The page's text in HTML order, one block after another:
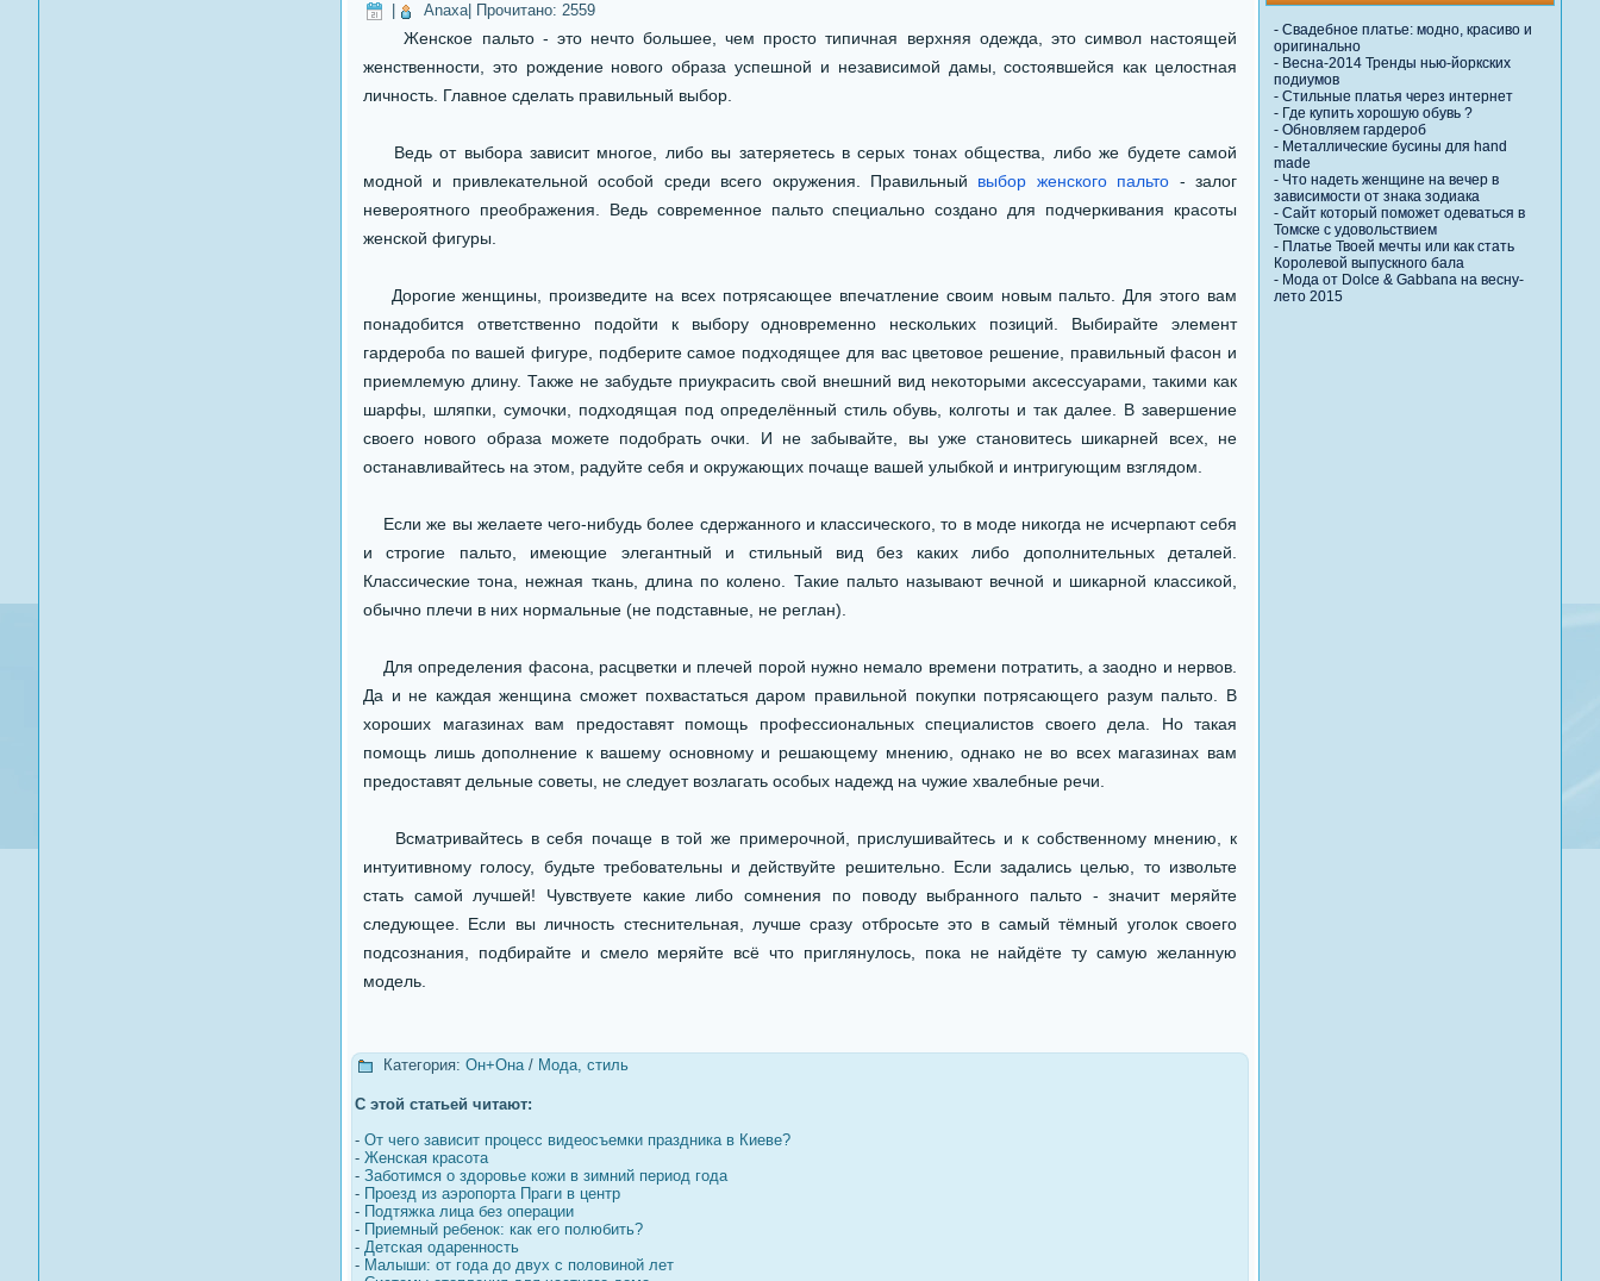
Anaxa| Прочитано: 2559
Женское пальто - это нечто большее, чем просто типичная верхняя одежда, это символ настоящей
женственности, это рождение нового образа успешной и независимой дамы, состоявшейся как целостная
личность. Главное сделать правильный выбор.
Ведь от выбора зависит многое, либо вы затеряетесь в серых тонах общества, либо же будете самой
модной и привлекательной особой среди всего окружения. Правильный выбор женского пальто - залог
невероятного преображения. Ведь современное пальто специально создано для подчеркивания красоты
женской фигуры.
Дорогие женщины, произведите на всех потрясающее впечатление своим новым пальто. Для этого вам
понадобится ответственно подойти к выбору одновременно нескольких позиций. Выбирайте элемент
гардероба по вашей фигуре, подберите самое подходящее для вас цветовое решение, правильный фасон и
приемлемую длину. Также не забудьте приукрасить свой внешний вид некоторыми аксессуарами, такими как
шарфы, шляпки, сумочки, подходящая под определённый стиль обувь, колготы и так далее. В завершение
своего нового образа можете подобрать очки. И не забывайте, вы уже становитесь шикарней всех, не
останавливайтесь на этом, радуйте себя и окружающих почаще вашей улыбкой и интригующим взглядом.
Если же вы желаете чего-нибудь более сдержанного и классического, то в моде никогда не исчерпают себя
и строгие пальто, имеющие элегантный и стильный вид без каких либо дополнительных деталей.
Классические тона, нежная ткань, длина по колено. Такие пальто называют вечной и шикарной классикой,
обычно плечи в них нормальные (не подставные, не реглан).
Для определения фасона, расцветки и плечей порой нужно немало времени потратить, а заодно и нервов.
Да и не каждая женщина сможет похвастаться даром правильной покупки потрясающего разум пальто. В
хороших магазинах вам предоставят помощь профессиональных специалистов своего дела. Но такая
помощь лишь дополнение к вашему основному и решающему мнению, однако не во всех магазинах вам
предоставят дельные советы, не следует возлагать особых надежд на чужие хвалебные речи.
Всматривайтесь в себя почаще в той же примерочной, прислушивайтесь и к собственному мнению, к
интуитивному голосу, будьте требовательны и действуйте решительно. Если задались целью, то извольте
стать самой лучшей! Чувствуете какие либо сомнения по поводу выбранного пальто - значит меряйте
следующее. Если вы личность стеснительная, лучше сразу отбросьте это в самый тёмный уголок своего
подсознания, подбирайте и смело меряйте всё что приглянулось, пока не найдёте ту самую желанную
модель.
Категория: Он+Она/ Мода, стиль
С этой статьей читают:
- От чего зависит процесс видеосъемки праздника в Киеве?
- Женская красота
- Заботимся о здоровье кожи в зимний период года
- Проезд из аэропорта Праги в центр
- Подтяжка лица без операции
- Приемный ребенок: как его полюбить?
- Детская одаренность
- Малыши: от года до двух с половиной лет
- Свадебное платье: модно, красиво и
оригинально
- Весна-2014 Тренды нью-йоркских
подиумов
- Стильные платья через интернет
- Где купить хорошую обувь ?
- Обновляем гардероб
- Металлические бусины для hand
made
- Что надеть женщине на вечер в
зависимости от знака зодиака
- Сайт который поможет одеваться в
Томске с удовольствием
- Платье Твоей мечты или как стать
Королевой выпускного бала
- Мода от Dolce & Gabbana на весну-
лето 2015